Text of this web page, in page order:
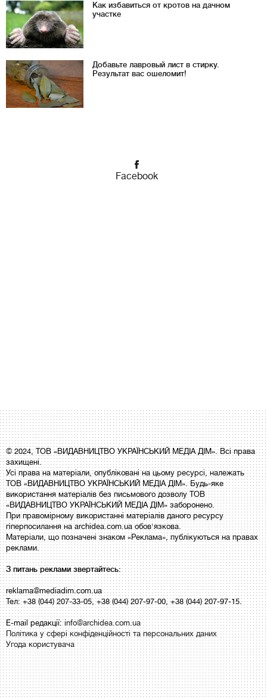
Как избавиться от кротов на дачном
участке
Добавьте лавровый лист в стирку.
Результат вас ошеломит!
Facebook
© 2024, ТОВ «ВИДАВНИЦТВО УКРАЇНСЬКИЙ МЕДІА ДІМ». Всі права
захищені.
Усі права на матеріали, опубліковані на цьому ресурсі, належать
ТОВ «ВИДАВНИЦТВО УКРАЇНСЬКИЙ МЕДІА ДІМ». Будь-яке
використання матеріалів без письмового дозволу ТОВ
«ВИДАВНИЦТВО УКРАЇНСЬКИЙ МЕДІА ДІМ» заборонено.
При правомірному використанні матеріалів даного ресурсу
гіперпосилання на archidea.com.ua обов'язкова.
Матеріали, що позначені знаком «Реклама», публікуються на правах
реклами.
З питань реклами звертайтесь:
reklama@mediadim.com.ua
Тел: +38 (044) 207-33-05, +38 (044) 207-97-00, +38 (044) 207-97-15.
E-mail редакції:info@archidea.com.ua
Політика у сфері конфіденційності та персональних даних
Угода користувача